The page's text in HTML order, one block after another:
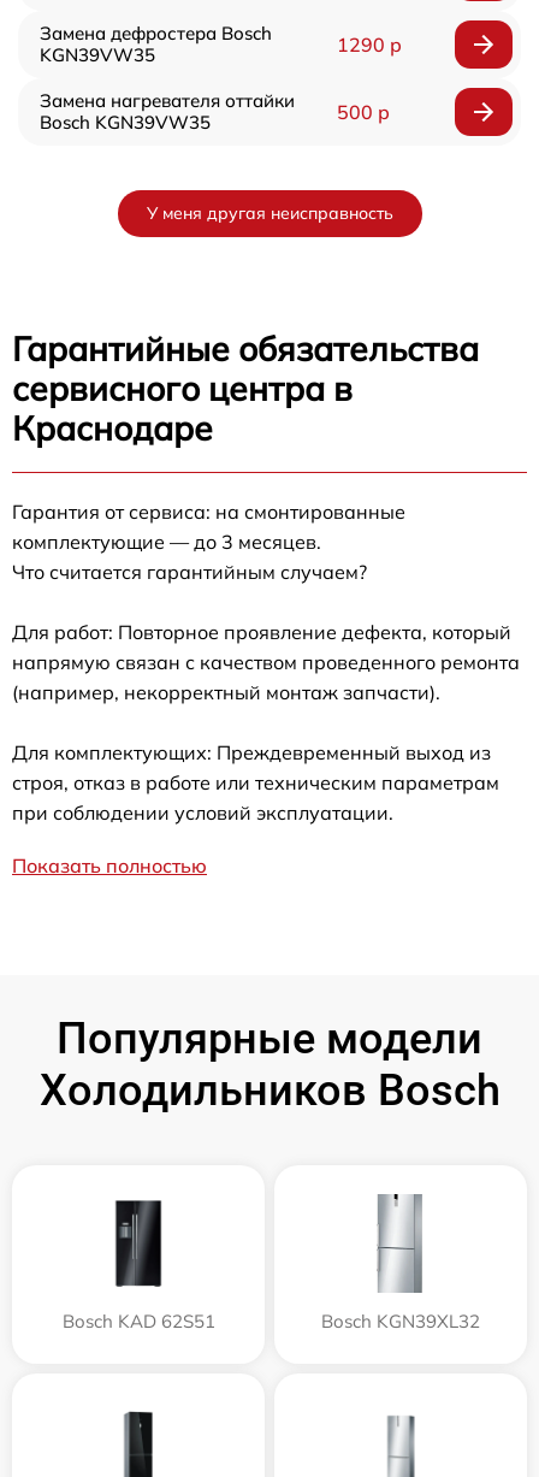
Замена дефростера Bosch
KGN39VW35
1290 р
Замена нагревателя оттайки
Bosch KGN39VW35
500 р
У меня другая неисправность
Гарантийные обязательства
сервисного центра в
Краснодаре
Гарантия от сервиса: на смонтированные
комплектующие — до 3 месяцев.
Что считается гарантийным случаем?
Для работ: Повторное проявление дефекта, который
напрямую связан с качеством проведенного ремонта
(например, некорректный монтаж запчасти).
Для комплектующих: Преждевременный выход из
строя, отказ в работе или техническим параметрам
при соблюдении условий эксплуатации.
Показать полностью
Популярные модели
Холодильников Bosch
Bosch KAD 62S51 Bosch KGN39XL32